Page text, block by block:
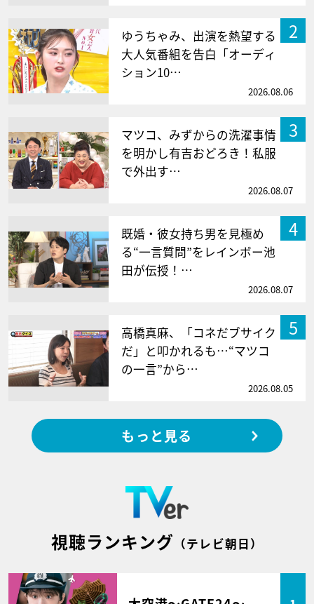
2
ゆうちゃみ、出演を熱望する
大人気番組を告白「オーディ
ション10…
2026.08.06
3
マツコ、みずからの洗濯事情
を明かし有吉おどろき！私服
で外出す…
2026.08.07
4
既婚・彼女持ち男を見極め
る“一言質問”をレインボー池
田が伝授！…
2026.08.07
5
高橋真麻、「コネだブサイク
だ」と叩かれるも…“マツコ
の一言”から…
2026.08.05
もっと見る
視聴ランキング （テレビ朝日）